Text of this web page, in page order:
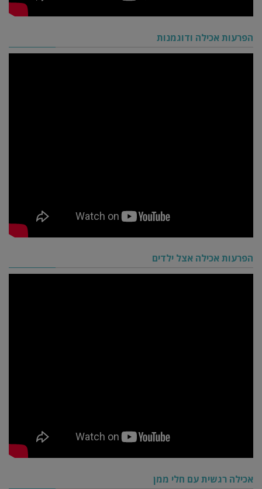
הפרעות אכילה ודוגמנות
הפרעות אכילה אצל ילדים
אכילה רגשית עם חלי ממן